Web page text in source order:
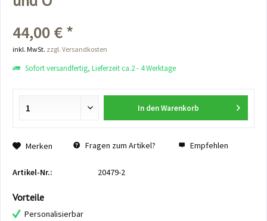
44,00 € *
inkl. MwSt. zzgl. Versandkosten
Sofort versandfertig, Lieferzeit ca.2 - 4 Werktage
In den Warenkorb
Merken Fragen zum Artikel? Empfehlen
Artikel-Nr.: 20479-2
Vorteile
Personalisierbar